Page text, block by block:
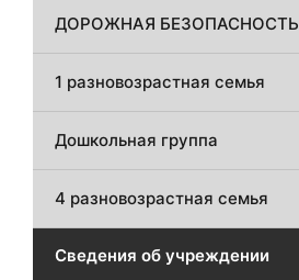
ДОРОЖНАЯ БЕЗОПАСНОСТЬ
1 разновозрастная семья
Дошкольная группа
4 разновозрастная семья
Сведения об учреждении